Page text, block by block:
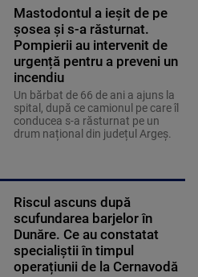
Mastodontul a ieșit de pe
șosea și s-a răsturnat.
Pompierii au intervenit de
urgență pentru a preveni un
incendiu
Un bărbat de 66 de ani a ajuns la
spital, după ce camionul pe care îl
conducea s-a răsturnat pe un
drum național din județul Argeș.
Riscul ascuns după
scufundarea barjelor în
Dunăre. Ce au constatat
specialiștii în timpul
operațiunii de la Cernavodă